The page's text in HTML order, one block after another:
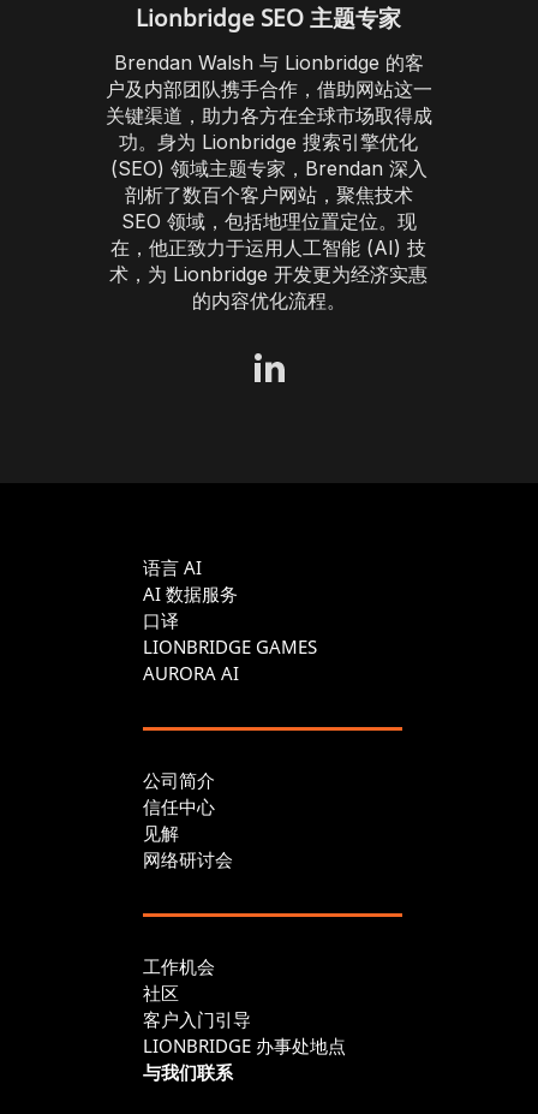
Lionbridge SEO 主题专家
Brendan Walsh 与 Lionbridge 的客
户及内部团队携手合作，借助网站这一
关键渠道，助力各方在全球市场取得成
功。身为 Lionbridge 搜索引擎优化
(SEO) 领域主题专家，Brendan 深入
剖析了数百个客户网站，聚焦技术
SEO 领域，包括地理位置定位。现
在，他正致力于运用人工智能 (AI) 技
术，为 Lionbridge 开发更为经济实惠
的内容优化流程。
语言 AI
AI 数据服务
口译
LIONBRIDGE GAMES
AURORA AI
公司简介
信任中心
见解
网络研讨会
工作机会
社区
客户入门引导
LIONBRIDGE 办事处地点
与我们联系